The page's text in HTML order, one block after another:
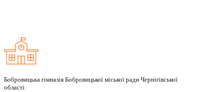
Бобровицька гімназія Бобровицької міської ради Чернігівської
області